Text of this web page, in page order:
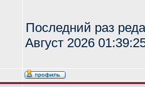
Последний раз
Август 2026